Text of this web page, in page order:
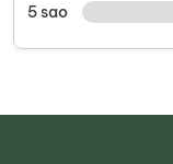
5 sao